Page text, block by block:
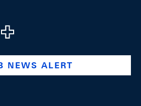
company/swiss-national-
@swissnationalbank
NEWS ALERT